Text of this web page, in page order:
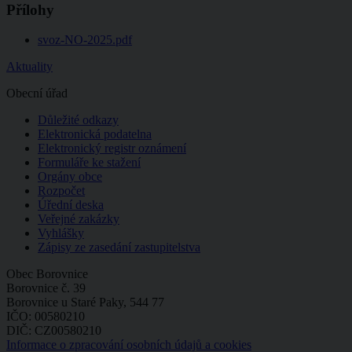
Přílohy
svoz-NO-2025.pdf
Aktuality
Obecní úřad
Důležité odkazy
Elektronická podatelna
Elektronický registr oznámení
Formuláře ke stažení
Orgány obce
Rozpočet
Úřední deska
Veřejné zakázky
Vyhlášky
Zápisy ze zasedání zastupitelstva
Obec Borovnice
Borovnice č. 39
Borovnice u Staré Paky, 544 77
IČO: 00580210
DIČ: CZ00580210
Informace o zpracování osobních údajů a cookies